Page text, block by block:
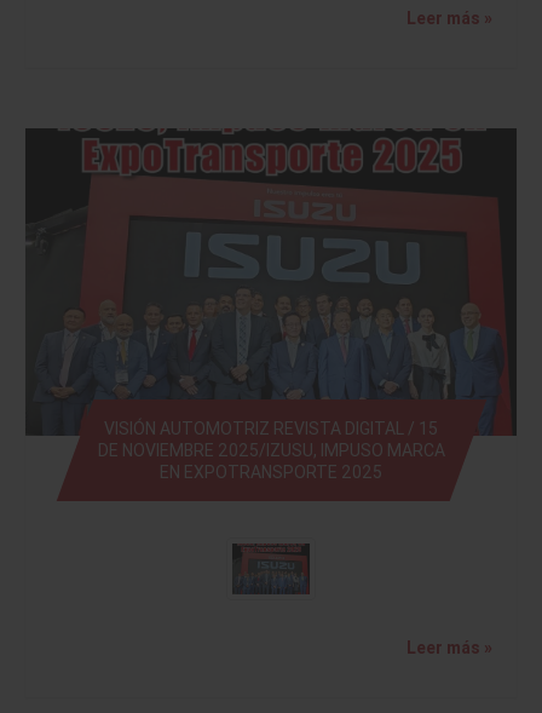
Leer más »
VISIÓN AUTOMOTRIZ REVISTA DIGITAL / 15
DE NOVIEMBRE 2025/IZUSU, IMPUSO MARCA
EN EXPOTRANSPORTE 2025
Leer más »